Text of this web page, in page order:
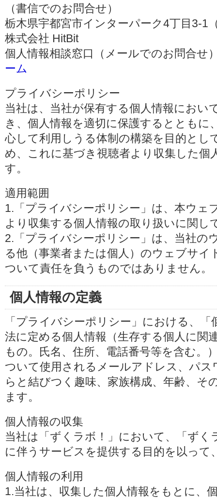
（書信でのお問合せ）
栃木県宇都宮市インターパーク4丁目3-1
株式会社 HitBit
個人情報相談窓口（メールでのお問合せ
ーム
プライバシーポリシー
当社は、当社が保有する個人情報におい
き、個人情報を適切に保護するとともに
心して利用しうる体制の構築を目的とし
め、これに基づき視聴者より収集した個
す。
適用範囲
1.「プライバシーポリシー」は、本ウェ
より収集する個人情報の取り扱いに関し
2.「プライバシーポリシー」は、当社の
る他（事業者または個人）のウェブサイ
ついて責任を負うものではありません。
個人情報の定義
「プライバシーポリシー」における、
法に定める個人情報（生存する個人に関
もの。氏名、住所、電話番号等を含む。
ついて使用されるメールアドレス、パ
らと結びつく趣味、家族構成、年齢、そ
ます。
個人情報の収集
当社は「ずくラボ！」において、「ず
に伴うサービスを提供する目的を以って
個人情報の利用
1.当社は、収集した個人情報をもとに、